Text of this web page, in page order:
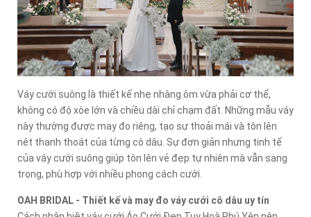
Váy cưới suông là thiết kế nhẹ nhàng ôm vừa phải cơ thể,
không có độ xòe lớn và chiều dài chỉ chạm đất. Những mẫu váy
này thường được may đo riêng, tạo sự thoải mái và tôn lên
nét thanh thoát của từng cô dâu. Sự đơn giản nhưng tinh tế
của váy cưới suông giúp tôn lên vẻ đẹp tự nhiên mà vẫn sang
trọng, phù hợp với nhiều phong cách cưới.
OAH BRIDAL - Thiết kế và may đo váy cưới cô dâu uy tín